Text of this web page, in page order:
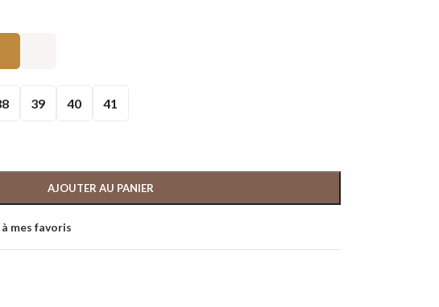
39 40 41
AJOUTER AU PANIER
mes favoris